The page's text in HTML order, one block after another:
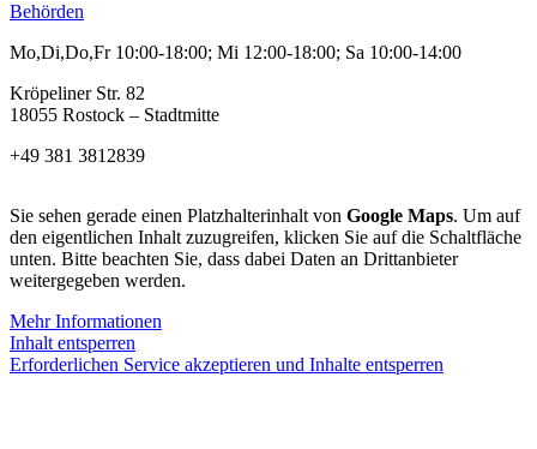
Behörden
Mo,Di,Do,Fr 10:00-18:00; Mi 12:00-18:00; Sa 10:00-14:00
Kröpeliner Str. 82
18055 Rostock – Stadtmitte
+49 381 3812839
Sie sehen gerade einen Platzhalterinhalt von Google Maps. Um auf
den eigentlichen Inhalt zuzugreifen, klicken Sie auf die Schaltfläche
unten. Bitte beachten Sie, dass dabei Daten an Drittanbieter
weitergegeben werden.
Mehr Informationen
Inhalt entsperren
Erforderlichen Service akzeptieren und Inhalte entsperren